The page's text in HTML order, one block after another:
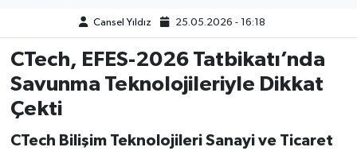
Cansel Yıldız 25.05.2026 - 16:18
CTech, EFES-2026 Tatbikatı’nda
Savunma Teknolojileriyle Dikkat
Çekti
CTech Bilişim Teknolojileri Sanayi ve Ticaret